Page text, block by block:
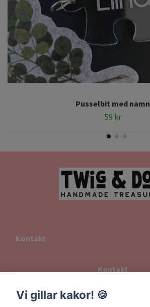
Pusselbit med namn
59 kr
Kontakt
Kontakt
Returvillkor
Vi gillar kakor! 🍪